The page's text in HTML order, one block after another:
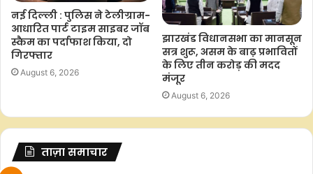
नई दिल्ली : पुलिस ने टेलीग्राम-
आधारित पार्ट टाइम साइबर जॉब
स्कैम का पर्दाफाश किया, दो
गिरफ्तार
August 6, 2026
झारखंड विधानसभा का मानसून
सत्र शुरू, असम के बाढ़ प्रभावितों
के लिए तीन करोड़ की मदद
मंजूर
August 6, 2026
ताज़ा समाचार